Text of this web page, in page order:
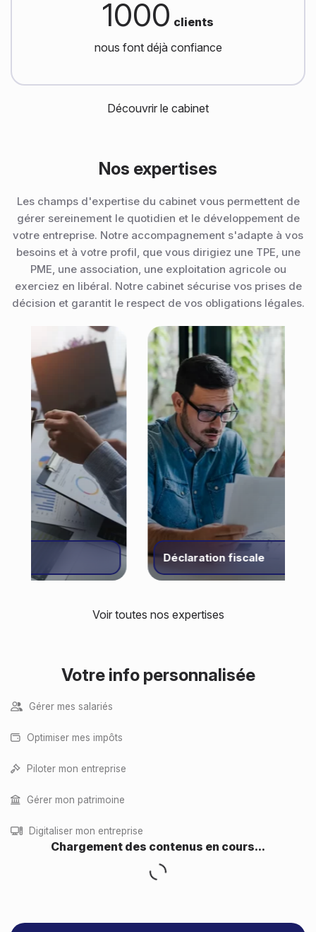
1000 clients
nous font déjà confiance
Découvrir le cabinet
Nos expertises
Les champs d'expertise du cabinet vous permettent de
gérer sereinement le quotidien et le développement de
votre entreprise. Notre accompagnement s'adapte à vos
besoins et à votre profil, que vous dirigiez une TPE, une
PME, une association, une exploitation agricole ou
exerciez en libéral. Notre cabinet sécurise vos prises de
décision et garantit le respect de vos obligations légales.
Déclaration fiscale
Voir toutes nos expertises
Votre info personnalisée
Gérer mes salariés
Optimiser mes impôts
Piloter mon entreprise
Gérer mon patrimoine
Digitaliser mon entreprise